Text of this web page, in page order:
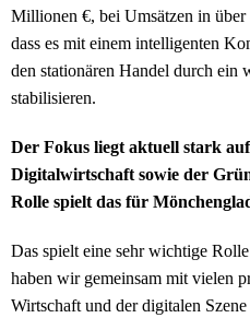
Millionen €, bei Umsätzen in
dass es mit einem intelligenten
den stationären Handel durch ein
stabilisieren.
Der Fokus liegt aktuell stark
Digitalwirtschaft sowie der
Rolle spielt das für
Das spielt eine sehr wichtige
haben wir gemeinsam mit vielen
Wirtschaft und der digitalen